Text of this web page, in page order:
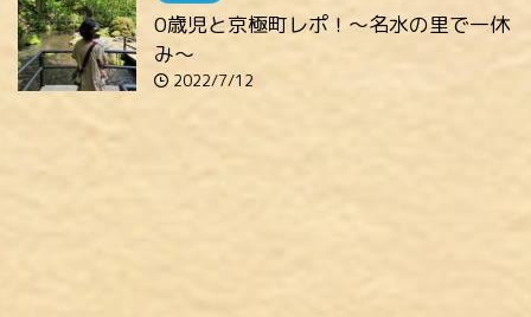
0歳児と京極町レポ！～名水の里で一休
み～
2022/7/12